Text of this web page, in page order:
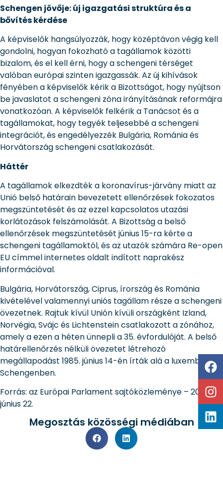
Schengen jövője: új igazgatási struktúra és a
bővítés kérdése
A képviselők hangsúlyozzák, hogy középtávon végig kell
gondolni, hogyan fokozható a tagállamok közötti
bizalom, és el kell érni, hogy a schengeni térséget
valóban európai szinten igazgassák. Az új kihívások
fényében a képviselők kérik a Bizottságot, hogy nyújtson
be javaslatot a schengeni zóna irányításának reformájra
vonatkozóan. A képviselők felkérik a Tanácsot és a
tagállamokat, hogy tegyék teljesebbé a schengeni
integrációt, és engedélyezzék Bulgária, Románia és
Horvátország schengeni csatlakozását.
Háttér
A tagállamok elkezdték a koronavírus-járvány miatt az
Unió belső határain bevezetett ellenőrzések fokozatos
megszüntetését és az ezzel kapcsolatos utazási
korlátozások felszámolását. A Bizottság a belső
ellenőrzések megszüntetését június 15-ra kérte a
schengeni tagállamoktól, és az utazók számára Re-open
EU címmel internetes oldalt indított naprakész
információval.
Bulgária, Horvátország, Ciprus, írország és Románia
kivételével valamennyi uniós tagállam része a schengeni
övezetnek. Rajtuk kívül Unión kívüli országként Izland,
Norvégia, Svájc és Lichtenstein csatlakozott a zónához,
amely a ezen a héten ünnepli a 35. évfordulóját. A belső
határellenőrzés nélküli övezetet létrehozó
megállapodást 1985. június 14-én írták alá a luxemburgi
Schengenben.
Forrás: az Európai Parlament sajtóközleménye – 2020.
június 22.
Megosztás közösségi médiában